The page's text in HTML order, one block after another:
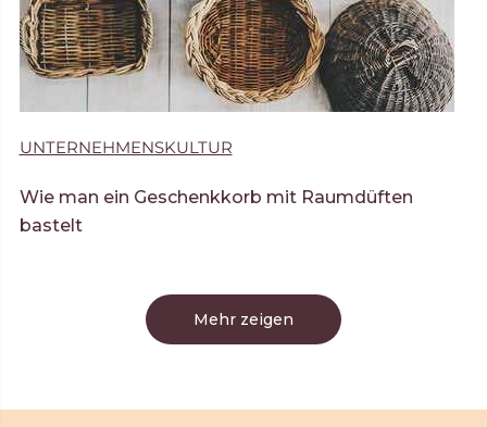
UNTERNEHMENSKULTUR
Wie man ein Geschenkkorb mit Raumdüften
bastelt
Mehr zeigen